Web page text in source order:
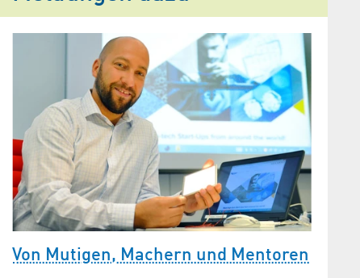
Von Mutigen, Machern und Mentoren
Berlin